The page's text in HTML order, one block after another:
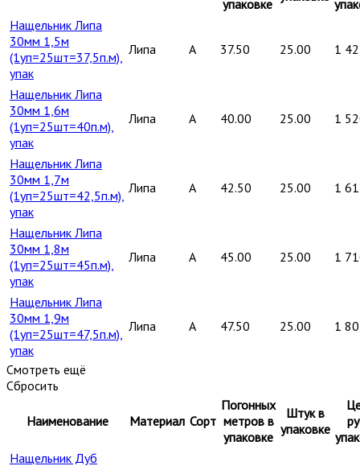
упаковке
Нащельник Липа
30мм 1,5м
(1уп=25шт=37,5п.м),
упак
Липа A 37.50 25.00 1
Нащельник Липа
30мм 1,6м
(1уп=25шт=40п.м),
упак
Липа A 40.00 25.00 1
Нащельник Липа
30мм 1,7м
(1уп=25шт=42,5п.м),
упак
Липа A 42.50 25.00 1
Нащельник Липа
30мм 1,8м
(1уп=25шт=45п.м),
упак
Липа A 45.00 25.00 1
Нащельник Липа
30мм 1,9м
(1уп=25шт=47,5п.м),
упак
Липа A 47.50 25.00 1
Смотреть ещё
Сбросить
Наименование Материал Сорт
Погонных
метров в
упаковке
Штук в
упаковке
Нащельник Дуб